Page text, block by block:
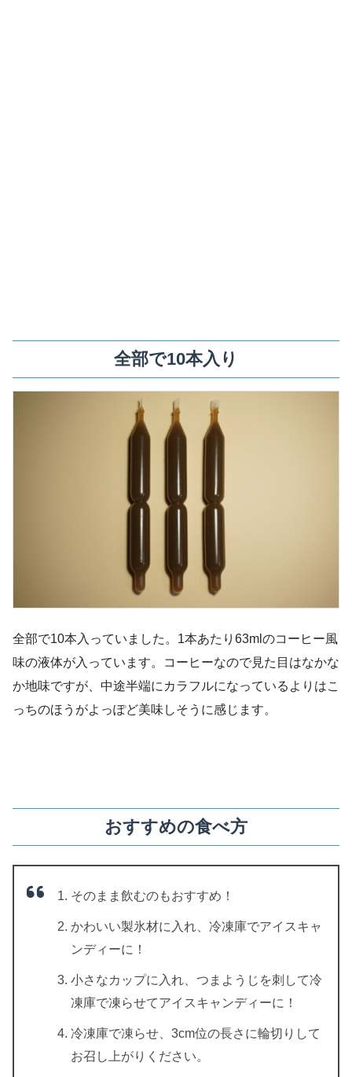
全部で10本入り
全部で10本入っていました。1本あたり63mlのコーヒー風
味の液体が入っています。コーヒーなので見た目はなかな
か地味ですが、中途半端にカラフルになっているよりはこ
っちのほうがよっぽど美味しそうに感じます。
おすすめの食べ方
そのまま飲むのもおすすめ！
かわいい製氷材に入れ、冷凍庫でアイスキャ
ンディーに！
小さなカップに入れ、つまようじを刺して冷
凍庫で凍らせてアイスキャンディーに！
冷凍庫で凍らせ、3cm位の長さに輪切りして
お召し上がりください。